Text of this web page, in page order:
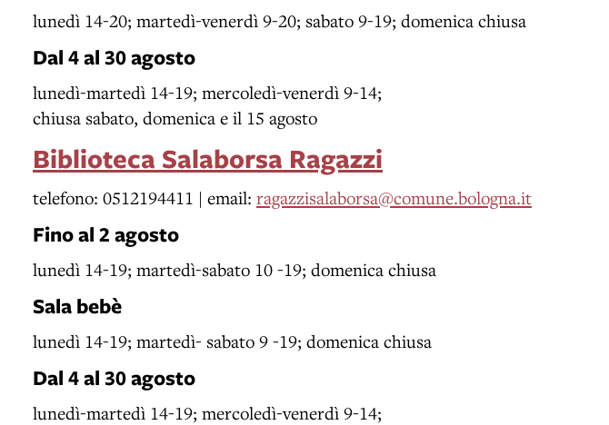
lunedì 14-20; martedì-venerdì 9-20; sabato 9-19; domenica chiusa
Dal 4 al 30 agosto
lunedì-martedì 14-19; mercoledì-venerdì 9-14;
chiusa sabato, domenica e il 15 agosto
Biblioteca Salaborsa Ragazzi
telefono: 0512194411 | email: ragazzisalaborsa@comune.bologna.it
Fino al 2 agosto
lunedì 14-19; martedì-sabato 10 -19; domenica chiusa
Sala bebè
lunedì 14-19; martedì- sabato 9 -19; domenica chiusa
Dal 4 al 30 agosto
lunedì-martedì 14-19; mercoledì-venerdì 9-14;